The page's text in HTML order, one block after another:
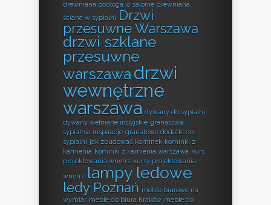
drewniana podłoga w salonie drewniana
ściana w sypialni Drzwi
przesuwne Warszawa
drzwi szklane
przesuwne
warszawa drzwi
wewnętrzne
warszawa dywany do sypialni
dywany wełniane indyjskie granatowa
sypialnia inspiracje granatowe dodatki do
sypialni jak zbudować kominek kominki z
kamienia kominki z kamienia warszawa kurs
projektowania wnętrz kursy projektowania
wnętrz lampy ledowe
ledy Poznań meble biurowe na
wymiar meble do biura Kraków meble do